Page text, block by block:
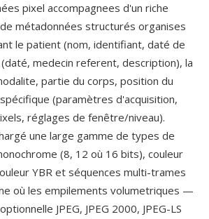
pixel accompagnees d'un riche
métadonnées structurés organises
le patient (nom, identifiant, daté de
medecin referent, description), la
partie du corps, position du
(paramètres d'acquisition,
réglages de fenêtre/niveau).
une large gamme de types de
(8, 12 où 16 bits), couleur
YBR et séquences multi-trames
où les empilements volumetriques —
JPEG, JPEG 2000, JPEG-LS